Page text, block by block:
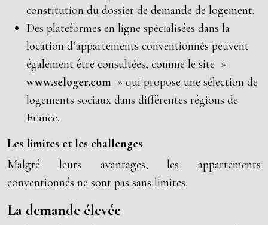
constitution du dossier de demande de logement.
Des plateformes en ligne spécialisées dans la
location d’appartements conventionnés peuvent
également être consultées, comme le site »
www.seloger.com » qui propose une sélection de
logements sociaux dans différentes régions de
France.
Les limites et les challenges
Malgré leurs avantages, les appartements
conventionnés ne sont pas sans limites.
La demande élevée